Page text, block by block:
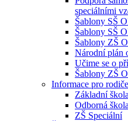
speciálními
Šablony SŠ
Šablony SŠ
Šablony ZŠ
Národní plán
Učime se o
Šablony ZŠ
Informace pro rodiče
Základní škola
Odborná škola
ZŠ Speciální